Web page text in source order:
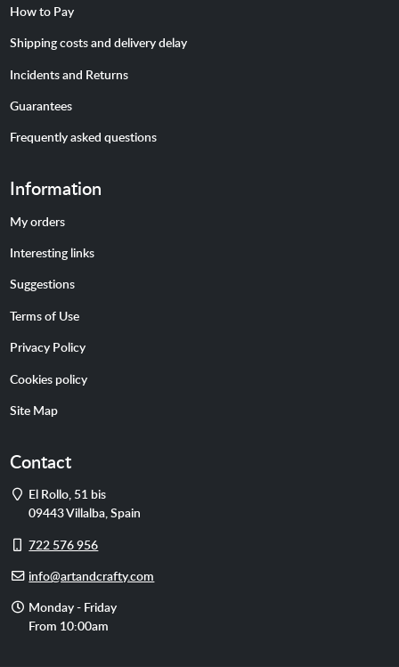
How to Pay
Shipping costs and delivery delay
Incidents and Returns
Guarantees
Frequently asked questions
Information
My orders
Interesting links
Suggestions
Terms of Use
Privacy Policy
Cookies policy
Site Map
Contact
Address
El Rollo, 51 bis
09443Villalba,Spain
Cell
722 576 956
E-info@artandcrafty.com
Opening
hours
Monday - Friday
From 10:00am